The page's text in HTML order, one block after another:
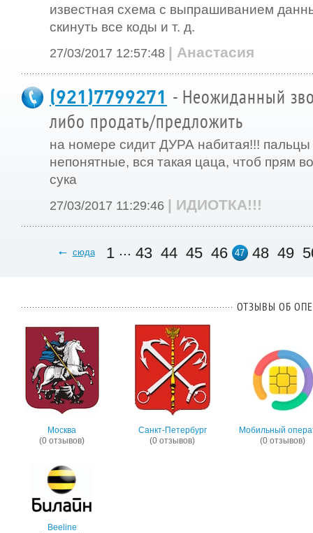
известная схема с выпрашиванием
скинуть все коды и т. д.
27/03/2017 12:57:48 | Анастасия
(921)7799271 - Неожиданный
либо продать/предложить
на номере сидит ДУРА набитая!!!
непонятные, вся такая цаца, чтоб прям
сука
27/03/2017 11:29:46 | ИДИОТКА!!!
сюда 1 ... 43 44 45 46 47 48 49
ОТЗЫВЫ ОБ
Москва
(0 отзывов)
Санкт-Петербург
(0 отзывов)
Мобильный
(0 отзывов)
Beeline